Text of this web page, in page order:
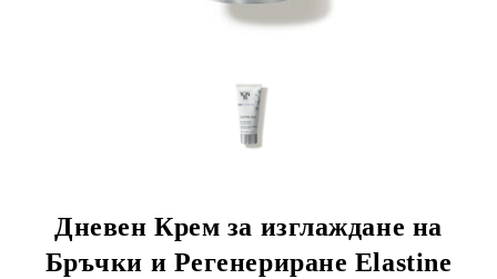
Дневен Крем за изглаждане на
Бръчки и Регенериране Elastine